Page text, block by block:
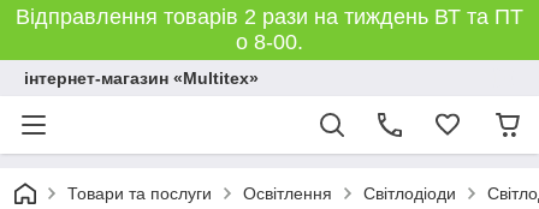
Відправлення товарів 2 рази на тиждень ВТ та ПТ
о 8-00.
інтернет-магазин «Multitex»
Товари та послуги Освітлення Світлодіоди